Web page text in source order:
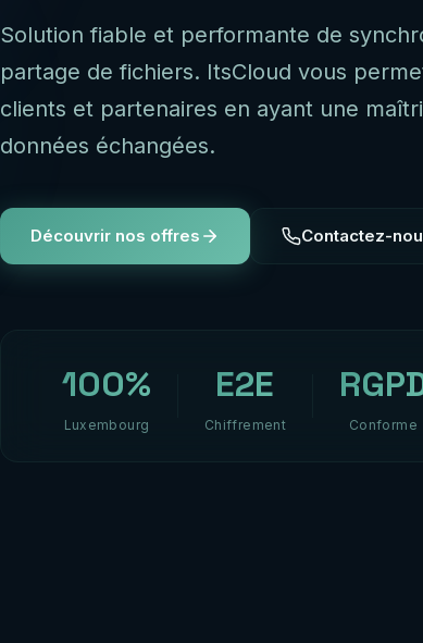
Solution fiable et performante de
partage de fichiers. ItsCloud vous
clients et partenaires en ayant une
données échangées.
Découvrir nos offres Contactez-
100%
Luxembourg
E2E
Chiffrement Conforme